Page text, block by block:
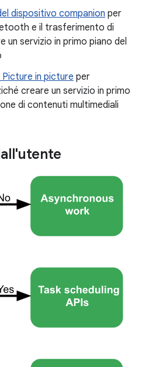
dispositivo companion per
e il trasferimento di
un servizio in primo piano del
in picture per
creare un servizio in primo
di contenuti multimediali